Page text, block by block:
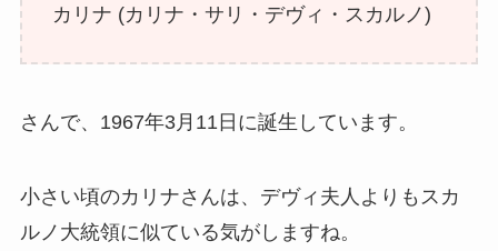
カリナ (カリナ・サリ・デヴィ・スカルノ)
さんで、1967年3月11日に誕生しています。
小さい頃のカリナさんは、デヴィ夫人よりもスカ
ルノ大統領に似ている気がしますね。